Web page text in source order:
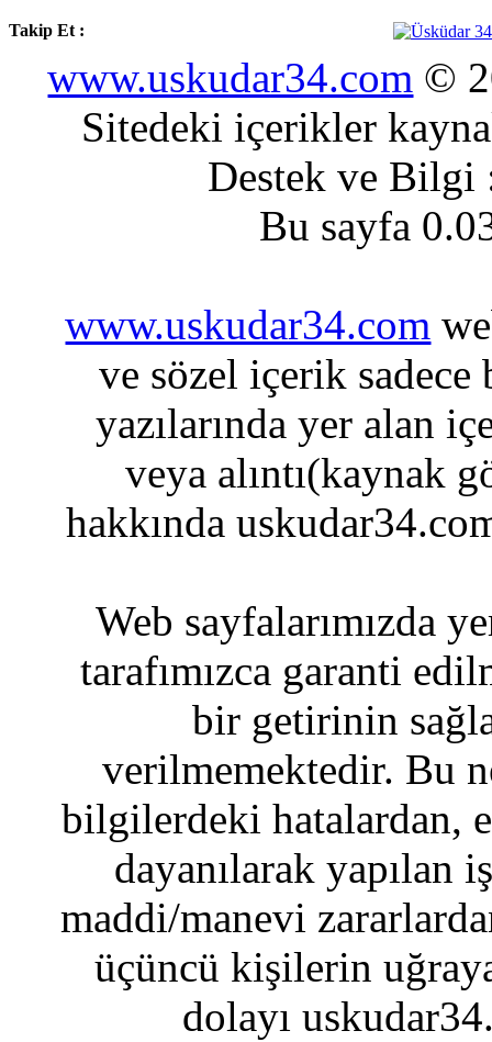
Takip Et :
www.uskudar34.com ©
Sitedeki içerikler
Destek ve
Bu sayfa
www.uskudar34.com
ve sözel içerik sadece
yazılarında yer alan
veya alıntı(kaynak
hakkında
Web sayfalarımızda
tarafımızca garanti
bir getirinin
verilmemektedir. Bu
bilgilerdeki hatalardan,
dayanılarak yapılan
maddi/manevi
üçüncü kişilerin
dolayı